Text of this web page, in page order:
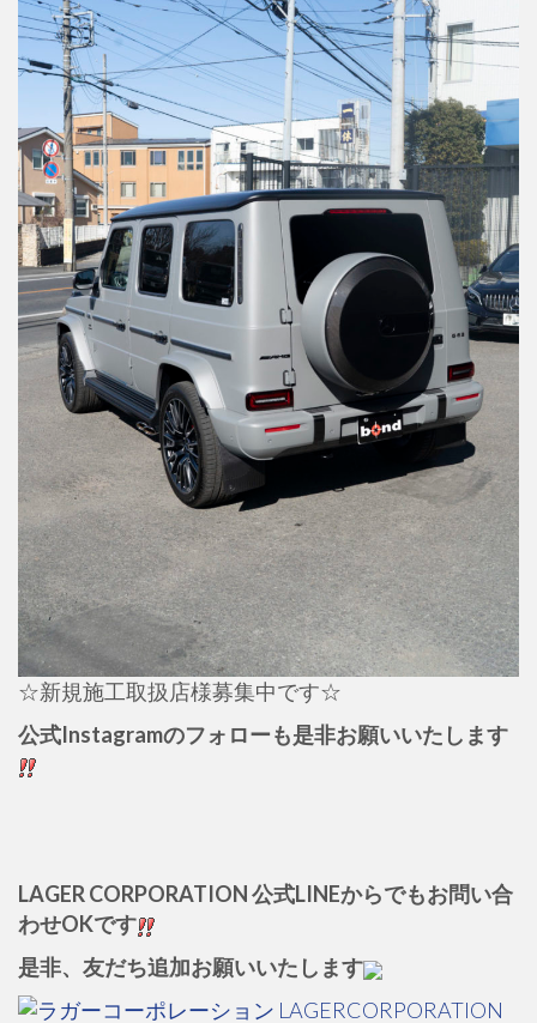
☆新規施工取扱店様募集中です☆
公式Instagramのフォローも是非お願いいたします
LAGER CORPORATION 公式LINEからでもお問い合
わせOKです
是非、友だち追加お願いいたします